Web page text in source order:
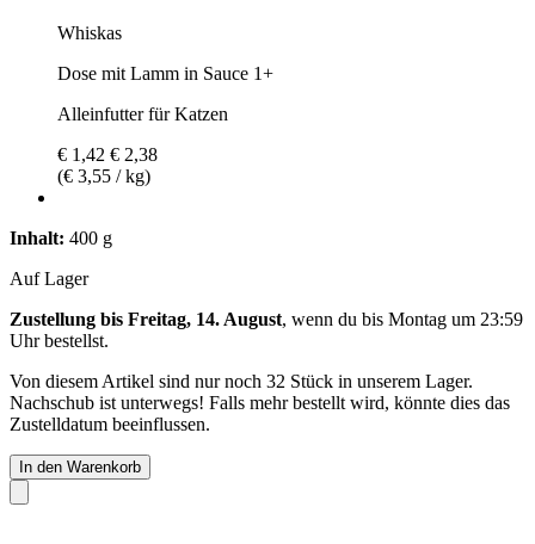
Whiskas
Dose mit Lamm in Sauce 1+
Alleinfutter für Katzen
€ 1,42 € 2,38
(€ 3,55 / kg)
Inhalt: 400 g
Auf Lager
Zustellung bis Freitag, 14. August, wenn du bis Montag um 23:59
Uhrbestellst.
Von diesem Artikel sind nur noch 32 Stück in unserem Lager.
Nachschub ist unterwegs! Falls mehr bestellt wird, könnte dies das
Zustelldatum beeinflussen.
In den Warenkorb